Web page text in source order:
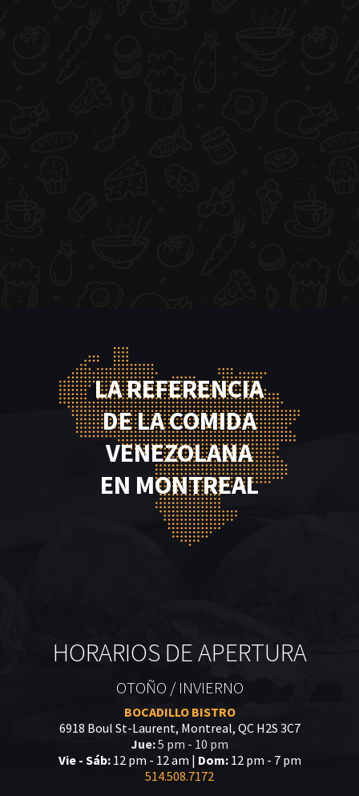
LA REFERENCIA
DE LA COMIDA
VENEZOLANA
EN MONTREAL
HORARIOS DE APERTURA
OTOÑO / INVIERNO
BOCADILLO BISTRO
6918 Boul St-Laurent, Montreal, QC H2S 3C7
Jue:5 pm - 10 pm
Vie - Sáb:12 pm - 12 am | Dom:12 pm - 7 pm
514.508.7172